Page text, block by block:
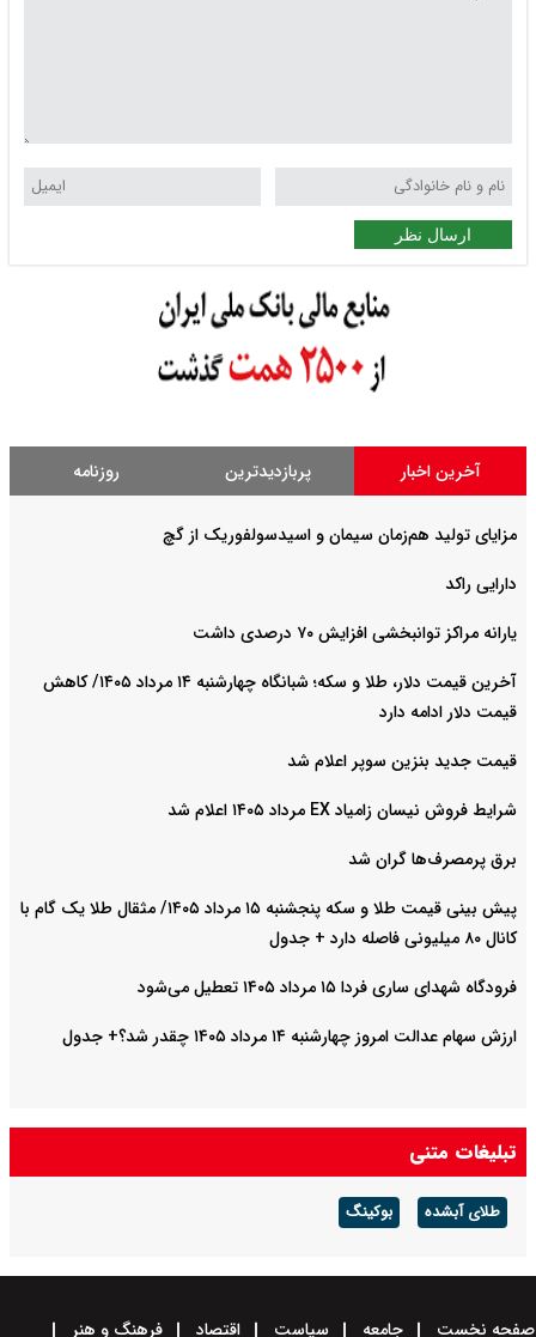
ارسال نظر
آخرین اخبار پربازدیدترین روزنامه
مزایای تولید هم‌زمان سیمان و اسیدسولفوریک از گچ
دارایی راکد
یارانه مراکز توانبخشی افزایش ۷۰ درصدی داشت
آخرین قیمت دلار، طلا و سکه؛ شبانگاه چهارشنبه ۱۴ مرداد ۱۴۰۵/ کاهش
قیمت دلار ادامه دارد
قیمت جدید بنزین سوپر اعلام شد
شرایط فروش نیسان زامیاد EX مرداد ۱۴۰۵ اعلام شد
برق پرمصرف‌ها گران شد
پیش‌ بینی قیمت طلا و سکه پنجشنبه ۱۵ مرداد ۱۴۰۵/ مثقال طلا یک گام با
کانال ۸۰ میلیونی فاصله دارد + جدول
فرودگاه شهدای ساری فردا ۱۵ مرداد ۱۴۰۵ تعطیل می‌شود
ارزش سهام عدالت امروز چهارشنبه ۱۴ مرداد ۱۴۰۵ چقدر شد؟+ جدول
تبلیغات متنی
طلای آبشده بوکینگ
صفحه نخست جامعه سیاست اقتصاد فرهنگ و هنر